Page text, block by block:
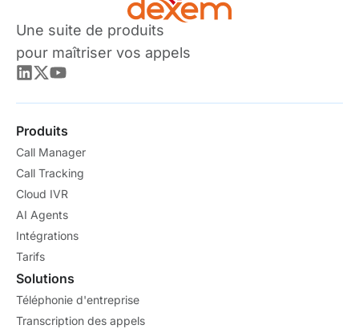
Une suite de produits
pour maîtriser vos appels
Produits
Call Manager
Call Tracking
Cloud IVR
AI Agents
Intégrations
Tarifs
Solutions
Téléphonie d'entreprise
Transcription des appels